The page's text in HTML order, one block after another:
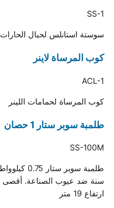
SS-1
سوستة استانلس لحبال الحارات
كوب المرساة لاينر
ACL-1
كوب المرساة لحمامات اللينر
طلمبة سوبر ستار 1 حصان
SS-100M
ارتفاع 19 متر